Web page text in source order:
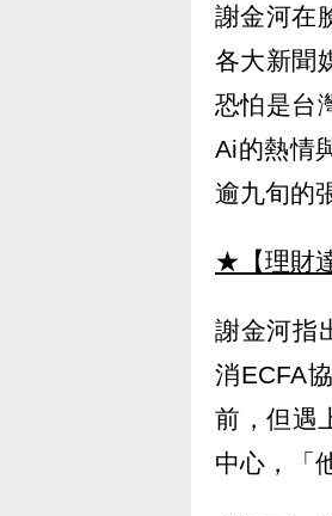
謝金河在
各大新聞
恐怕是台
Ai的熱情
逾九旬的
★【理財
謝金河指
消ECFA
前，但遇
中心，「